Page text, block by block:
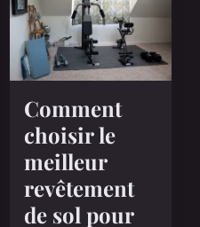
Comment
choisir le
meilleur
revêtement
de sol pour